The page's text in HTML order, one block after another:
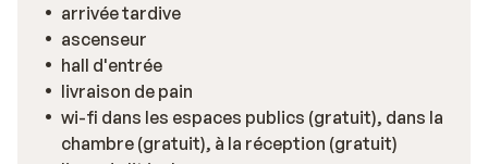
arrivée tardive
ascenseur
hall d'entrée
livraison de pain
wi-fi dans les espaces publics (gratuit), dans la
chambre (gratuit), à la réception (gratuit)